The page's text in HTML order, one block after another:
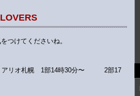
つけてくださいね。
。アリオ札幌 1部14時30分〜 2部17